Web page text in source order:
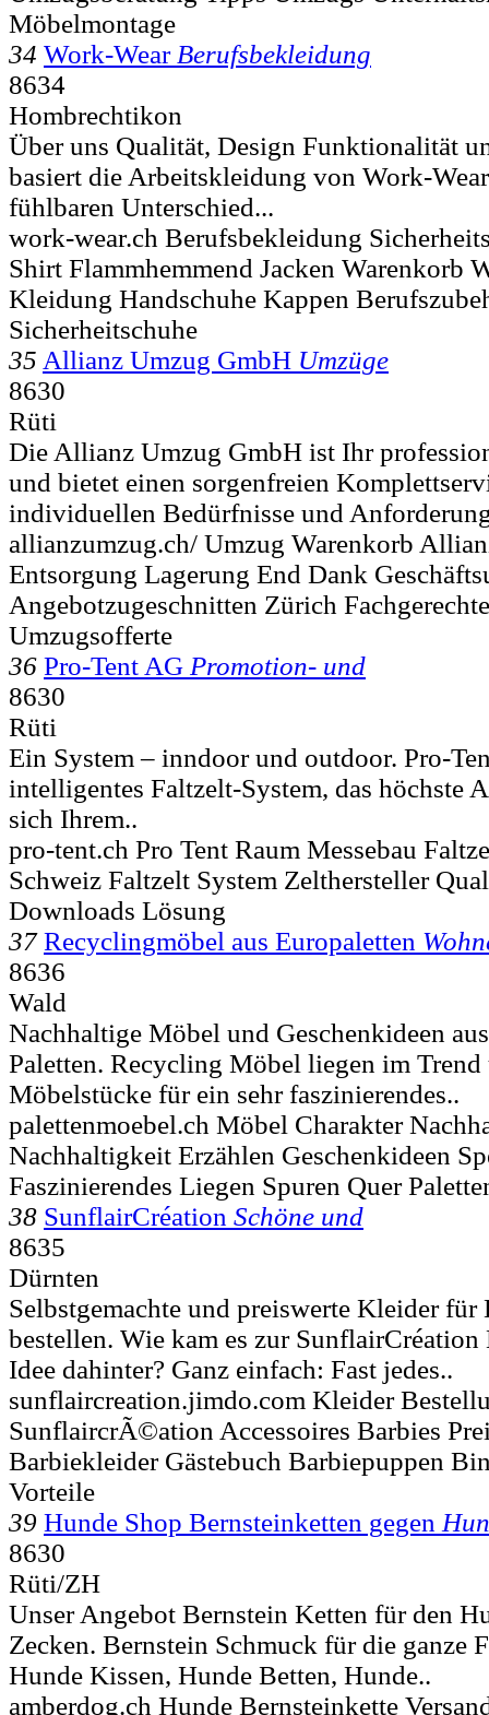
Möbelmontage
34 Work-Wear Berufsbekleidung
8634
Hombrechtikon
Über uns Qualität, Design Funktionalität
basiert die Arbeitskleidung von Work-
fühlbaren Unterschied...
work-wear.ch Berufsbekleidung
Shirt Flammhemmend Jacken Warenkorb
Kleidung Handschuhe Kappen
Sicherheitschuhe
35 Allianz Umzug GmbH Umzüge
8630
Rüti
Die Allianz Umzug GmbH ist Ihr
und bietet einen sorgenfreien
individuellen Bedürfnisse und
allianzumzug.ch/ Umzug Warenkorb
Entsorgung Lagerung End Dank
Angebotzugeschnitten Zürich
Umzugsofferte
36 Pro-Tent AG Promotion- und
8630
Rüti
Ein System – inndoor und outdoor. Pro-
intelligentes Faltzelt-System, das höchste
sich Ihrem..
pro-tent.ch Pro Tent Raum Messebau
Schweiz Faltzelt System Zelthersteller
Downloads Lösung
37 Recyclingmöbel aus Europaletten
8636
Wald
Nachhaltige Möbel und Geschenkideen
Paletten. Recycling Möbel liegen im Trend
Möbelstücke für ein sehr faszinierendes..
palettenmoebel.ch Möbel Charakter
Nachhaltigkeit Erzählen Geschenkideen
Faszinierendes Liegen Spuren Quer
38 SunflairCréation Schöne und
8635
Dürnten
Selbstgemachte und preiswerte Kleider
bestellen. Wie kam es zur SunflairCréation
Idee dahinter? Ganz einfach: Fast jedes..
sunflaircreation.jimdo.com Kleider
SunflaircrÃ©ation Accessoires Barbies
Barbiekleider Gästebuch Barbiepuppen
Vorteile
39 Hunde Shop Bernsteinketten gegen
8630
Rüti/ZH
Unser Angebot Bernstein Ketten für den
Zecken. Bernstein Schmuck für die ganze
Hunde Kissen, Hunde Betten, Hunde..
amberdog.ch Hunde Bernsteinkette